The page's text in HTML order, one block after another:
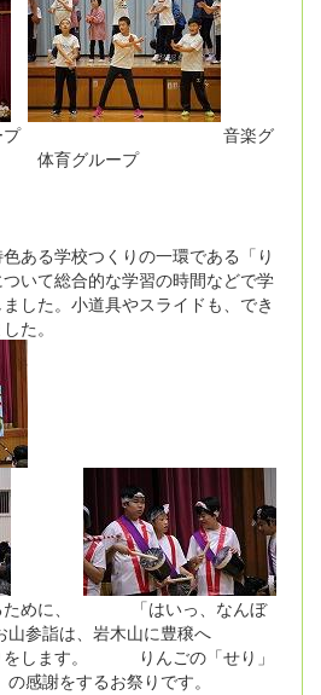
ープ 音楽グ
育グループ
国」
ある学校つくりの一環である「り
いて総合的な学習の時間などで学
した。小道具やスライドも、でき
た。
ために、 「はいっ、なんぼ
詣は、岩木山に豊穣へ
をします。 りんごの「せり」
るお祭りです。